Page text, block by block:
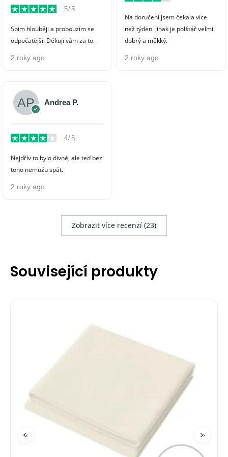
5/5
Spím hlouběji a probouzím se
odpočatější. Děkuji vám za to.
2 roky ago
Andrea P.
4/5
Nejdřív to bylo divné, ale teď bez
toho nemůžu spát.
2 roky ago
Na doručení jsem čekala více
než týden. Jinak je polštář velmi
dobrý a měkký.
2 roky ago
Zobrazit více recenzí (23)
Související produkty
‹ ›